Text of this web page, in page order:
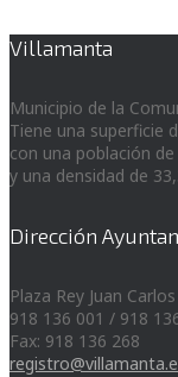
Villamanta
Municipio de la
Tiene una superficie
con una población de
y una densidad de
Dirección
Plaza Rey Juan
918 136 001 / 918
Fax: 918 136 268